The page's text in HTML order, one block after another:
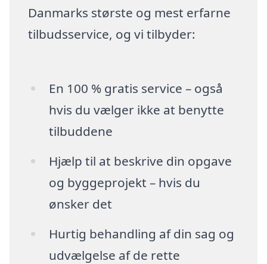
Danmarks største og mest erfarne
tilbudsservice, og vi tilbyder:
En 100 % gratis service – også
hvis du vælger ikke at benytte
tilbuddene
Hjælp til at beskrive din opgave
og byggeprojekt – hvis du
ønsker det
Hurtig behandling af din sag og
udvælgelse af de rette